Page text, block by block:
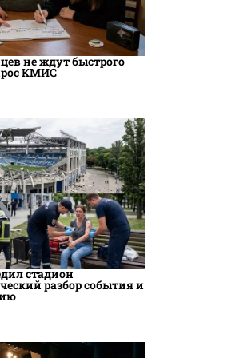
не ждут быстрого
КМИС
стадион
разбор события и